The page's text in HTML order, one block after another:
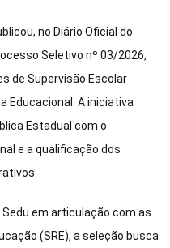
no Diário Oficial do
Seletivo nº 03/2026,
de Supervisão Escolar
Educacional. A iniciativa
Estadual com o
e a qualificação dos
em articulação com as
(SRE), a seleção busca